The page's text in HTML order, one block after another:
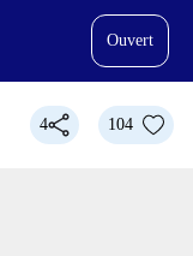
Ouvert
4 104